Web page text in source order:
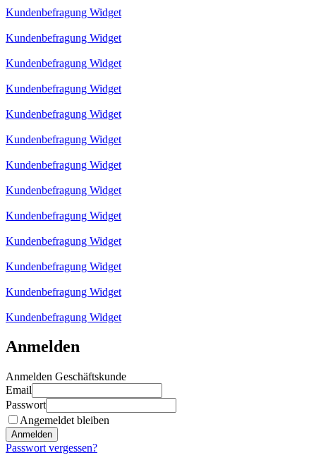
Kundenbefragung Widget
Kundenbefragung Widget
Kundenbefragung Widget
Kundenbefragung Widget
Kundenbefragung Widget
Kundenbefragung Widget
Kundenbefragung Widget
Kundenbefragung Widget
Kundenbefragung Widget
Kundenbefragung Widget
Kundenbefragung Widget
Kundenbefragung Widget
Kundenbefragung Widget
Anmelden
Anmelden Geschäftskunde
Email
Passwort
Angemeldet bleiben
Anmelden
Passwort vergessen?